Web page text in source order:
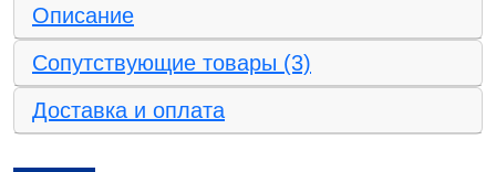
Описание
Сопутствующие товары (3)
Доставка и оплата